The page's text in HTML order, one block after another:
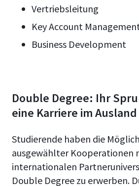
Vertriebsleitung
Key Account
Business Development
Double Degree: Ihr
eine Karriere im Ausland
Studierende haben die
ausgewählter Kooperationen
internationalen
Double Degree zu erwerben.